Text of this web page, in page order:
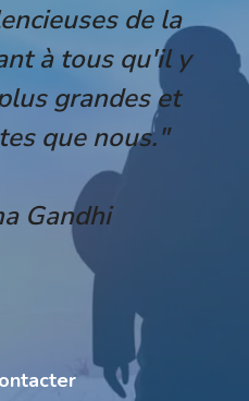
de la
à tous qu'il y
grandes et
que nous."
Gandhi